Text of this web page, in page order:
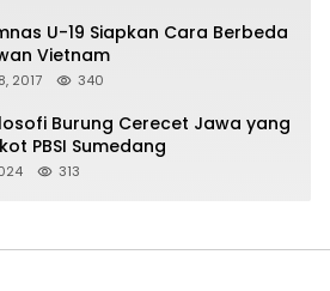
U-19 Siapkan Cara Berbeda
Vietnam
2017 340
Burung Cerecet Jawa yang
PBSI Sumedang
313